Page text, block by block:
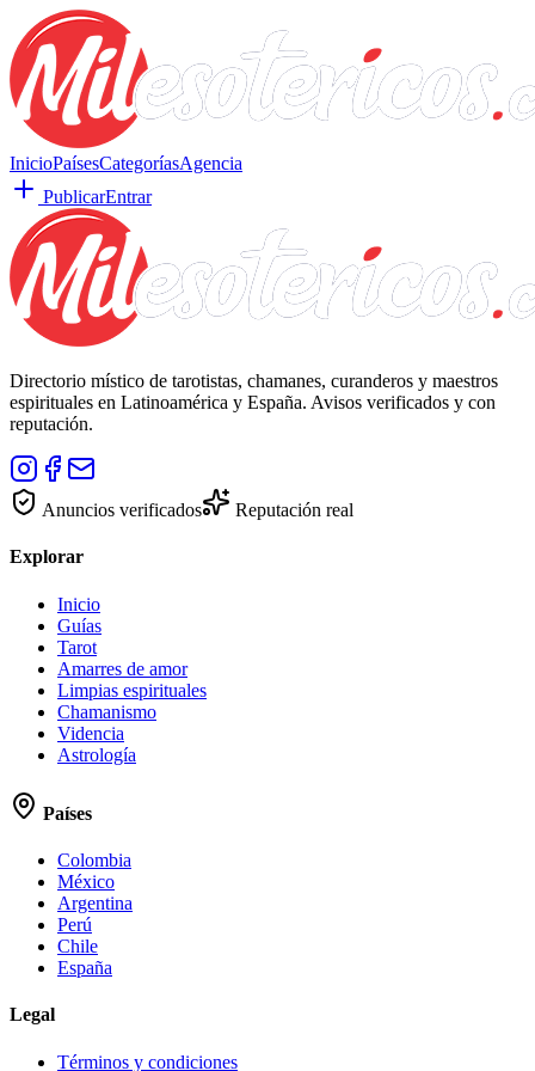
InicioPaísesCategoríasAgencia
PublicarEntrar
Directorio místico de tarotistas, chamanes, curanderos y maestros
espirituales en Latinoamérica y España. Avisos verificados y con
reputación.
Anuncios verificados Reputación real
Explorar
Inicio
Guías
Tarot
Amarres de amor
Limpias espirituales
Chamanismo
Videncia
Astrología
Países
Colombia
México
Argentina
Perú
Chile
España
Legal
Términos y condiciones